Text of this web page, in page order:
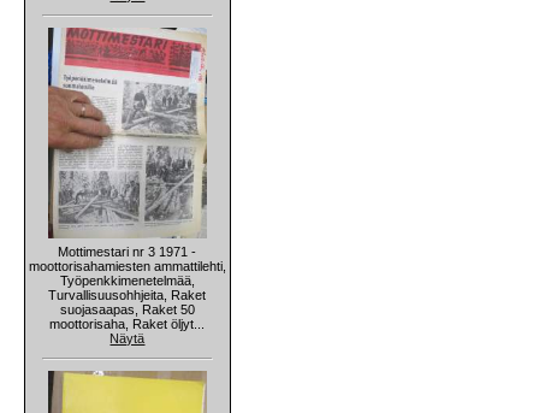
Mottimestari nr 3 1971 -
moottorisahamiesten ammattilehti,
Työpenkkimenetelmää,
Turvallisuusohhjeita, Raket
suojasaapas, Raket 50
moottorisaha, Raket öljyt...
Näytä